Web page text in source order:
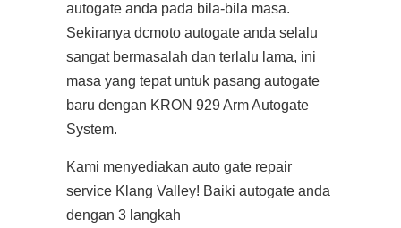
autogate anda pada bila-bila masa.
Sekiranya dcmoto autogate anda selalu
sangat bermasalah dan terlalu lama, ini
masa yang tepat untuk pasang autogate
baru dengan KRON 929 Arm Autogate
System.
Kami menyediakan auto gate repair
service Klang Valley! Baiki autogate anda
dengan 3 langkah